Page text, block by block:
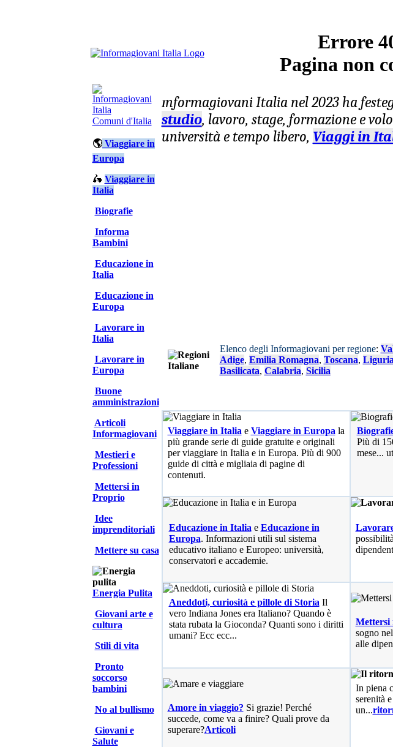
Errore
Pagina non
Comuni d'Italia
🌎Viaggiare in
Europa
🛵 Viaggiare in
Italia
Biografie
Informa
Bambini
Educazione in
Italia
Educazione in
Europa
Lavorare in
Italia
Lavorare in
Europa
Buone
amministrazioni
Articoli
Informagiovani
Mestieri e
Professioni
Mettersi in
Proprio
Idee
imprenditoriali
Mettere su casa
Energia Pulita
Giovani arte e
cultura
Stili di vita
Pronto
soccorso
bambini
No al bullismo
Giovani e
Salute
InformagiovaniItalia nel 2023 ha
studio, lavoro, stage, formazione e
università e tempo libero, Viaggi in
Elenco degli Informagiovani per regione:
Adige, Emilia Romagna, Toscana, Liguria
Basilicata, Calabria, Sicilia
Viaggiare in Italia e Viaggiare in Europa la
più grande serie di guide gratuite e originali
per viaggiare in Italia e in Europa. Più di 900
guide di città e migliaia di pagine di
contenuti.
Più di
mese...
Educazione in Italia e Educazione in
Europa. Informazioni utili sul sistema
educativo italiano e Europeo: università,
conservatori e accademie.
possibilità
Aneddoti, curiosità e pillole di Storia Il
vero Indiana Jones era Italiano? Quando è
stata rubata la Gioconda? Quanti sono i diritti
umani? Ecc ecc...
Mettersi
sogno
alle
Amore in viaggio? Si grazie! Perché
succede, come va a finire? Quali prove da
superare?Articoli
In piena
serenità
un...